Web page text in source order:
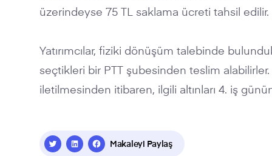
üzerindeyse 75 TL saklama ücreti tahsil edilir.
Yatırımcılar, fiziki dönüşüm talebinde
seçtikleri bir PTT şubesinden teslim
iletilmesinden itibaren, ilgili altınları 4. iş
Makaleyi Paylaş